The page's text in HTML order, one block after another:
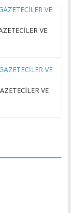
VE
VE